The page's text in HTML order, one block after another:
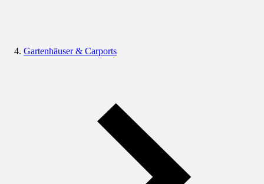
Gartenhäuser & Carports